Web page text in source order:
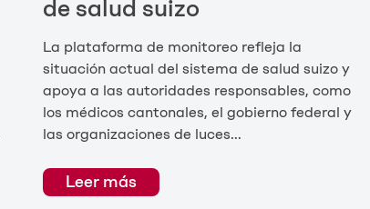
de salud suizo
La plataforma de monitoreo refleja la
situación actual del sistema de salud suizo y
apoya a las autoridades responsables, como
los médicos cantonales, el gobierno federal y
las organizaciones de luces...
Leer más